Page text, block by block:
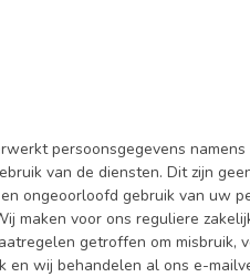
persoonsgegevens
van de diensten. Dit zijn
ongeoorloofd gebruik van uw
maken voor ons reguliere
getroffen om misbruik,
en wij behandelen al ons e-